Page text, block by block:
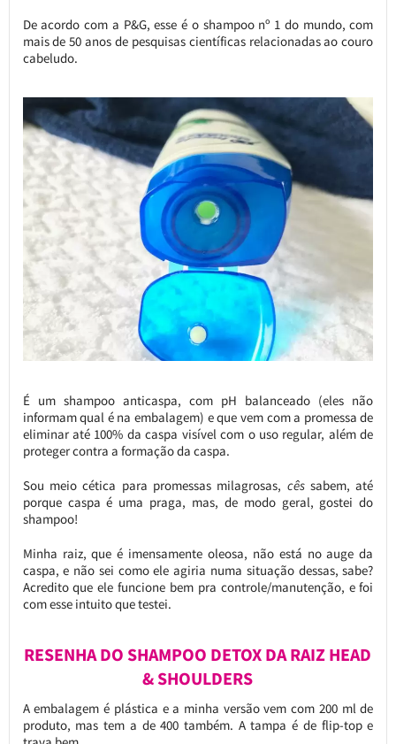
De acordo com a P&G, esse é o shampoo nº 1 do mundo, com
mais de 50 anos de pesquisas científicas relacionadas ao couro
cabeludo.
É um shampoo anticaspa, com pH balanceado (eles não
informam qual é na embalagem) e que vem com a promessa de
eliminar até 100% da caspa visível com o uso regular, além de
proteger contra a formação da caspa.
Sou meio cética para promessas milagrosas, cêssabem, até
porque caspa é uma praga, mas, de modo geral, gostei do
shampoo!
Minha raiz, que é imensamente oleosa, não está no auge da
caspa, e não sei como ele agiria numa situação dessas, sabe?
Acredito que ele funcione bem pra controle/manutenção, e foi
com esse intuito que testei.
RESENHA DO SHAMPOO DETOX DA RAIZ HEAD
& SHOULDERS
A embalagem é plástica e a minha versão vem com 200 ml de
produto, mas tem a de 400 também. A tampa é de flip-top e